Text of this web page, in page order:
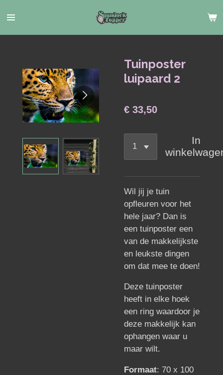
direct
naar
Tuinposter
luipaard 2
€ 33,50
In
Wil jij je tuin
opfleuren voor het
hele jaar? Dan is
een tuinposter een
van de makkelijkste
en leukste dingen
om dat mee te doen!
Deze tuinposter
heeft in elke hoek
een ring waardoor je
deze makkelijk kan
ophangen waar u
maar wilt.
Formaat: 70 x 100